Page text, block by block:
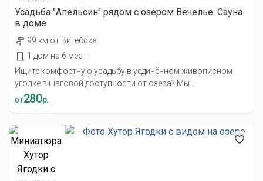
Усадьба "Апельсин" рядом с озером Вечелье. Сауна
в доме
99 км от Витебска
1 дом на 6 мест
Ищите комфортную усадьбу в уединённом живописном
уголке в шаговой доступности от озера? Мы...
от280р.